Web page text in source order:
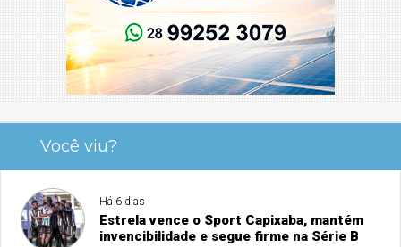
Você viu?
Há 6 dias
Estrela vence o Sport Capixaba, mantém
invencibilidade e segue firme na Série B